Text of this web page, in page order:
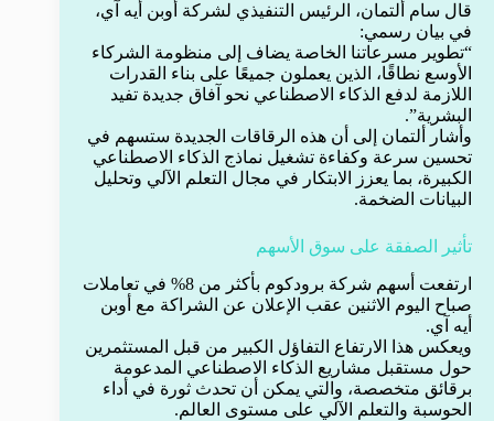
قال سام ألتمان، الرئيس التنفيذي لشركة أوبن أيه آي،
في بيان رسمي:
“تطوير مسرعاتنا الخاصة يضاف إلى منظومة الشركاء
الأوسع نطاقًا، الذين يعملون جميعًا على بناء القدرات
اللازمة لدفع الذكاء الاصطناعي نحو آفاق جديدة تفيد
البشرية”.
وأشار ألتمان إلى أن هذه الرقاقات الجديدة ستسهم في
تحسين سرعة وكفاءة تشغيل نماذج الذكاء الاصطناعي
الكبيرة، بما يعزز الابتكار في مجال التعلم الآلي وتحليل
البيانات الضخمة.
تأثير الصفقة على سوق الأسهم
ارتفعت أسهم شركة برودكوم بأكثر من 8% في تعاملات
صباح اليوم الاثنين عقب الإعلان عن الشراكة مع أوبن
أيه آي.
ويعكس هذا الارتفاع التفاؤل الكبير من قبل المستثمرين
حول مستقبل مشاريع الذكاء الاصطناعي المدعومة
برقائق متخصصة، والتي يمكن أن تحدث ثورة في أداء
الحوسبة والتعلم الآلي على مستوى العالم.